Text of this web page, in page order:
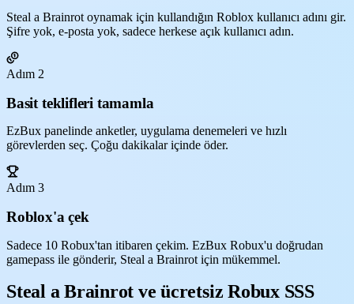
Steal a Brainrot oynamak için kullandığın Roblox kullanıcı adını gir.
Şifre yok, e-posta yok, sadece herkese açık kullanıcı adın.
Adım 2
Basit teklifleri tamamla
EzBux panelinde anketler, uygulama denemeleri ve hızlı
görevlerden seç. Çoğu dakikalar içinde öder.
Adım 3
Roblox'a çek
Sadece 10 Robux'tan itibaren çekim. EzBux Robux'u doğrudan
gamepass ile gönderir, Steal a Brainrot için mükemmel.
Steal a Brainrot ve ücretsiz Robux SSS